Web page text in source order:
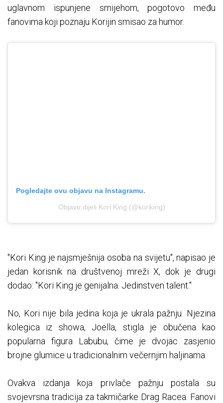
uglavnom ispunjene smijehom, pogotovo među
fanovima koji poznaju Korijin smisao za humor.
Pogledajte ovu objavu na Instagramu.
Objavu dijeli Kori King (@koriking)
"Kori King je najsmješnija osoba na svijetu", napisao je
jedan korisnik na društvenoj mreži X, dok je drugi
dodao: "Kori King je genijalna. Jedinstven talent."
No, Kori nije bila jedina koja je ukrala pažnju. Njezina
kolegica iz showa, Joella, stigla je obučena kao
popularna figura Labubu, čime je dvojac zasjenio
brojne glumice u tradicionalnim večernjim haljinama.
Ovakva izdanja koja privlače pažnju postala su
svojevrsna tradicija za takmičarke Drag Racea. Fanovi